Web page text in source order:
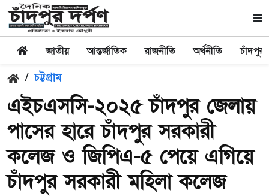
জাতীয় আন্তর্জাতিক রাজনীতি অর্থনীতি চাঁদপুর
/ চট্টগ্রাম
এইচএসসি-২০২৫ চাঁদপুর জেলায়
পাসের হারে চাঁদপুর সরকারী
কলেজ ও জিপিএ-৫ পেয়ে এগিয়ে
চাঁদপুর সরকারী মহিলা কলেজ